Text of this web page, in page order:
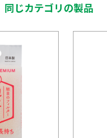
同じカテゴリの製品